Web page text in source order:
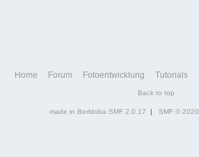
Home Forum Fotoentwicklung Tutorials
Back to top
made in Berldoba SMF 2.0.17 | SMF © 2020